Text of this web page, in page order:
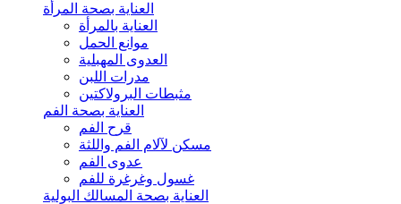
العناية بصحة المرأة
العناية بالمرأة
موانع الحمل
العدوى المهبلية
مدرات اللبن
مثبطات البرولاكتين
العناية بصحة الفم
قرح الفم
مسكن لآلام الفم واللثة
عدوى الفم
غسول وغرغرة للفم
العناية بصحة المسالك البولية